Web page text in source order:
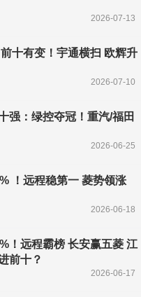
2026-07-13
十有变！宇通横扫 欧辉升
2026-07-10
强：绿控夺冠！重汽/福田
2026-06-25
！远程稳第一 菱势领涨
2026-06-18
！远程霸榜 长安赢五菱 江
前十？
2026-06-17